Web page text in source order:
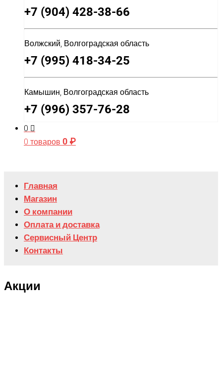
+7 (904) 428-38-66
Волжский, Волгоградская область
+7 (995) 418-34-25
Камышин, Волгоградская область
+7 (996) 357-76-28
0
0 товаров 0 ₽
Главная
Магазин
О компании
Оплата и доставка
Сервисный Центр
Контакты
Акции